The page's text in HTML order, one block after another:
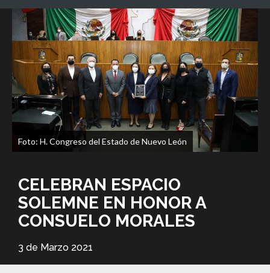
Foto: H. Congreso del Estado de Nuevo León
CELEBRAN ESPACIO
SOLEMNE EN HONOR A
CONSUELO MORALES
3 de Marzo 2021